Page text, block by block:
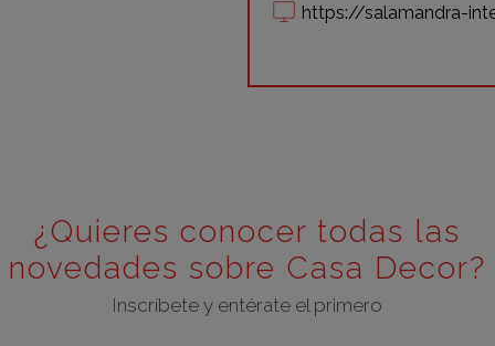
https://salamandra-
¿Quieres conocer todas las
novedades sobre Casa Decor?
Inscríbete y entérate el primero